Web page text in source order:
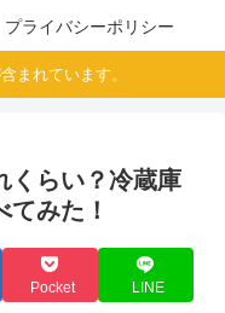
プライバシーポリシー
まれています。
くらい？冷蔵庫
みた！
Pocket LINE